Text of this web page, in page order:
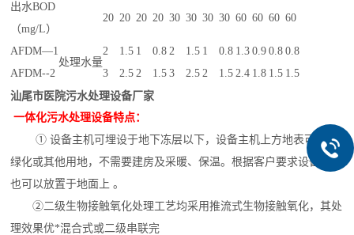
出水BOD
（mg/L）
20 20 20 20 30 30 30 30 60 60 60 60
AFDM—1
处理水量
2 1.5 1 0.8 2 1.5 1 0.8 1.3 0.9 0.8 0.8
AFDM--2
3 2.5 2 1.5 3 2.5 2 1.5 2.4 1.8 1.5 1.5
汕尾市医院污水处理设备厂家
一体化污水处理设备特点：
① 设备主机可埋设于地下冻层以下，设备主机上方地表可作为
绿化或其他用地，不需要建房及采暖、保温。根据客户要求设备主机
也可以放置于地面上 。
②二级生物接触氧化处理工艺均采用推流式生物接触氧化，其处
理效果优*混合式或二级串联完